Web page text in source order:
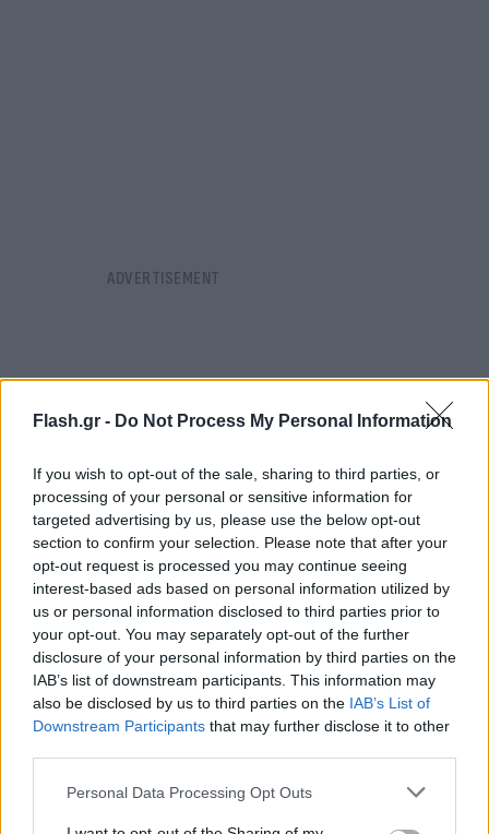
Flash.gr - Do Not Process My Personal Information
If you wish to opt-out of the sale, sharing to third parties, or
processing of your personal or sensitive information for
targeted advertising by us, please use the below opt-out
section to confirm your selection. Please note that after your
opt-out request is processed you may continue seeing
interest-based ads based on personal information utilized by
us or personal information disclosed to third parties prior to
your opt-out. You may separately opt-out of the further
disclosure of your personal information by third parties on the
IAB’s list of downstream participants. This information may
also be disclosed by us to third parties on the IAB’s List of
Downstream Participants that may further disclose it to other
Please note that this website/app uses one or more Google
Personal Data Processing Opt Outs
Στη συνέχεια κατήγγειλε στις αστυνομικές αρχές
ότι έπεσε θύμα σεξουαλικής κακοποίησης από τον
27χρονο.
στο Αστυνομικό Μέγαρο όπου και συνελήφθη.